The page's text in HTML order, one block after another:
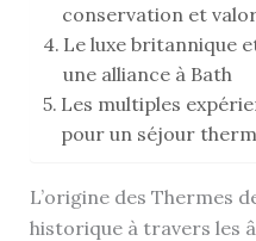
conservation et
Le luxe britannique
une alliance à Bath
Les multiples
pour un séjour
L’origine des Thermes
historique à travers les